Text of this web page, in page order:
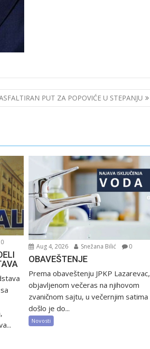
PUT ZA POPOVIĆE U STEPANJU
0
Aug 4, 2026 Snežana Bilić 0
OBAVEŠTENJE
Prema obaveštenju JPKP Lazarevac,
objavljenom večeras na njihovom
zvaničnom sajtu, u večernjim satima
došlo je do...
Novosti